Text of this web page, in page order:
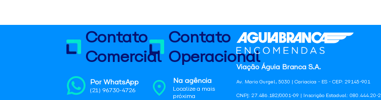
Viação Águia Branca S.A.
Av. Mario Gurgel, 5030 | Cariacica - ES - CEP: 29145-901
CNPJ: 27.486.182/0001-09 | Inscrição Estadual: 080.444.20-2
Contato
Comercial
Por WhatsApp
(21) 96730-4726
Contato
Operacional
Na agência
Localize a mais
próxima